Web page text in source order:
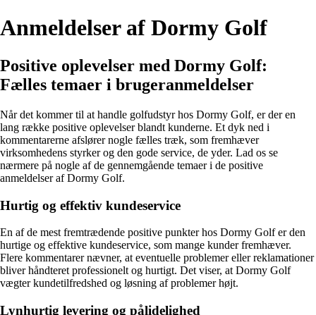
Anmeldelser af Dormy Golf
Positive oplevelser med Dormy Golf:
Fælles temaer i brugeranmeldelser
Når det kommer til at handle golfudstyr hos Dormy Golf, er der en
lang række positive oplevelser blandt kunderne. Et dyk ned i
kommentarerne afslører nogle fælles træk, som fremhæver
virksomhedens styrker og den gode service, de yder. Lad os se
nærmere på nogle af de gennemgående temaer i de positive
anmeldelser af Dormy Golf.
Hurtig og effektiv kundeservice
En af de mest fremtrædende positive punkter hos Dormy Golf er den
hurtige og effektive kundeservice, som mange kunder fremhæver.
Flere kommentarer nævner, at eventuelle problemer eller reklamationer
bliver håndteret professionelt og hurtigt. Det viser, at Dormy Golf
vægter kundetilfredshed og løsning af problemer højt.
Lynhurtig levering og pålidelighed